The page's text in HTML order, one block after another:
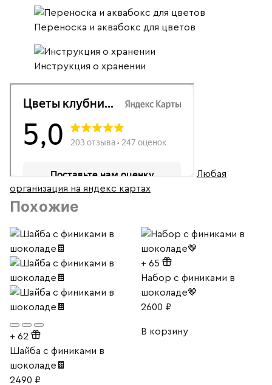
Переноска и аквабокс для цветов
Инструкция о хранении
Любая
организация на яндекс картах
Похожие
+ 62
Шайба с финиками в
шоколаде🍫
2490 ₽
+ 65
Набор с финиками в
шоколаде🤎
2600 ₽
В корзину